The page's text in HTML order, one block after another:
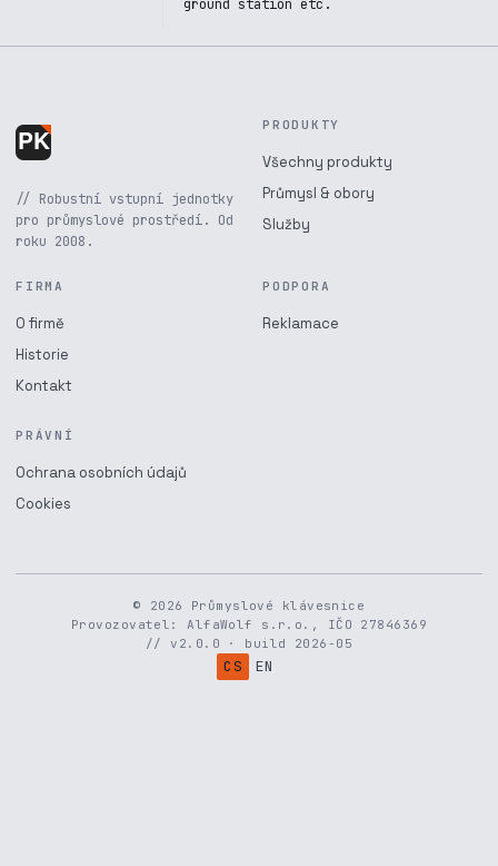
ground station etc.
// Robustní vstupní jednotky
pro průmyslové prostředí. Od
roku 2008.
PRODUKTY
Všechny produkty
Průmysl & obory
Služby
FIRMA
O firmě
Historie
Kontakt
PODPORA
Reklamace
PRÁVNÍ
Ochrana osobních údajů
Cookies
© 2026 Průmyslové klávesnice
Provozovatel: AlfaWolf s.r.o., IČO 27846369
// v2.0.0 · build 2026-05
CS EN